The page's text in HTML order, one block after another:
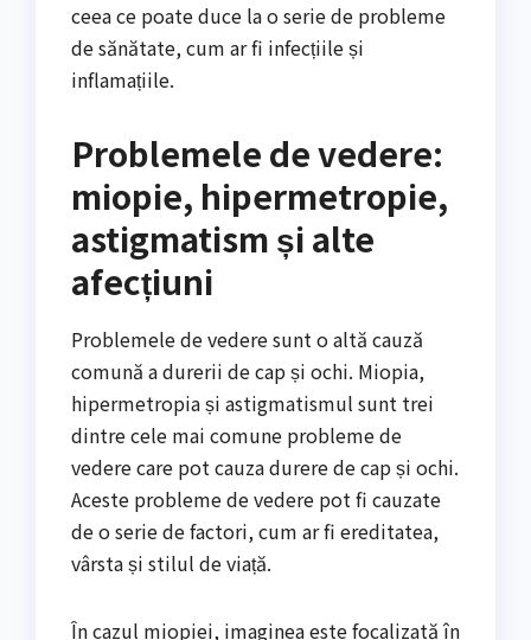
ceea ce poate duce la o serie de probleme
de sănătate, cum ar fi infecțiile și
inflamațiile.
Problemele de vedere:
miopie, hipermetropie,
astigmatism și alte
afecțiuni
Problemele de vedere sunt o altă cauză
comună a durerii de cap și ochi. Miopia,
hipermetropia și astigmatismul sunt trei
dintre cele mai comune probleme de
vedere care pot cauza durere de cap și ochi.
Aceste probleme de vedere pot fi cauzate
de o serie de factori, cum ar fi ereditatea,
vârsta și stilul de viață.
În cazul miopiei, imaginea este focalizată în